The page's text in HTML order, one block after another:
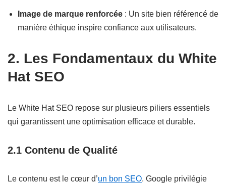
Image de marque renforcée : Un site bien référencé de
manière éthique inspire confiance aux utilisateurs.
2. Les Fondamentaux du White
Hat SEO
Le White Hat SEO repose sur plusieurs piliers essentiels
qui garantissent une optimisation efficace et durable.
2.1 Contenu de Qualité
Le contenu est le cœur d’un bon SEO. Google privilégie